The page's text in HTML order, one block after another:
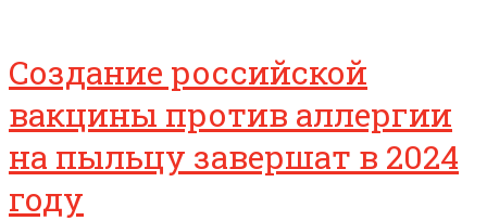
Создание российской
вакцины против аллергии
на пыльцу завершат в 2024
году